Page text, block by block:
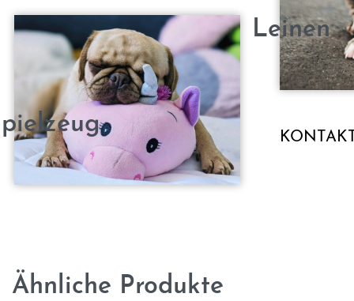
Leinen
KONTAKT
Ähnliche Produkte